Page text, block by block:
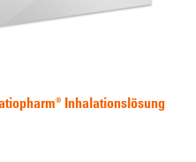
Inhalationslösung